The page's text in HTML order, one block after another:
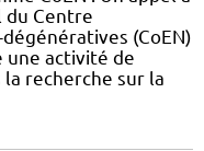
du Centre
(CoEN)
une activité de
recherche sur la